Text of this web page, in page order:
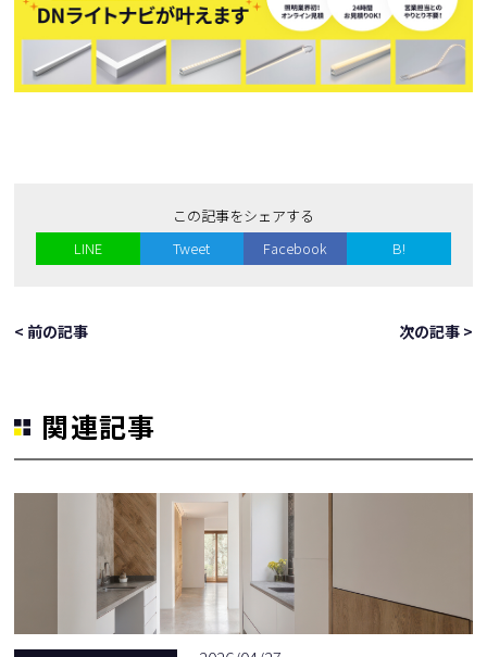
この記事をシェアする
LINE
Tweet Facebook B!
< 前の記事 次の記事 >
関連記事